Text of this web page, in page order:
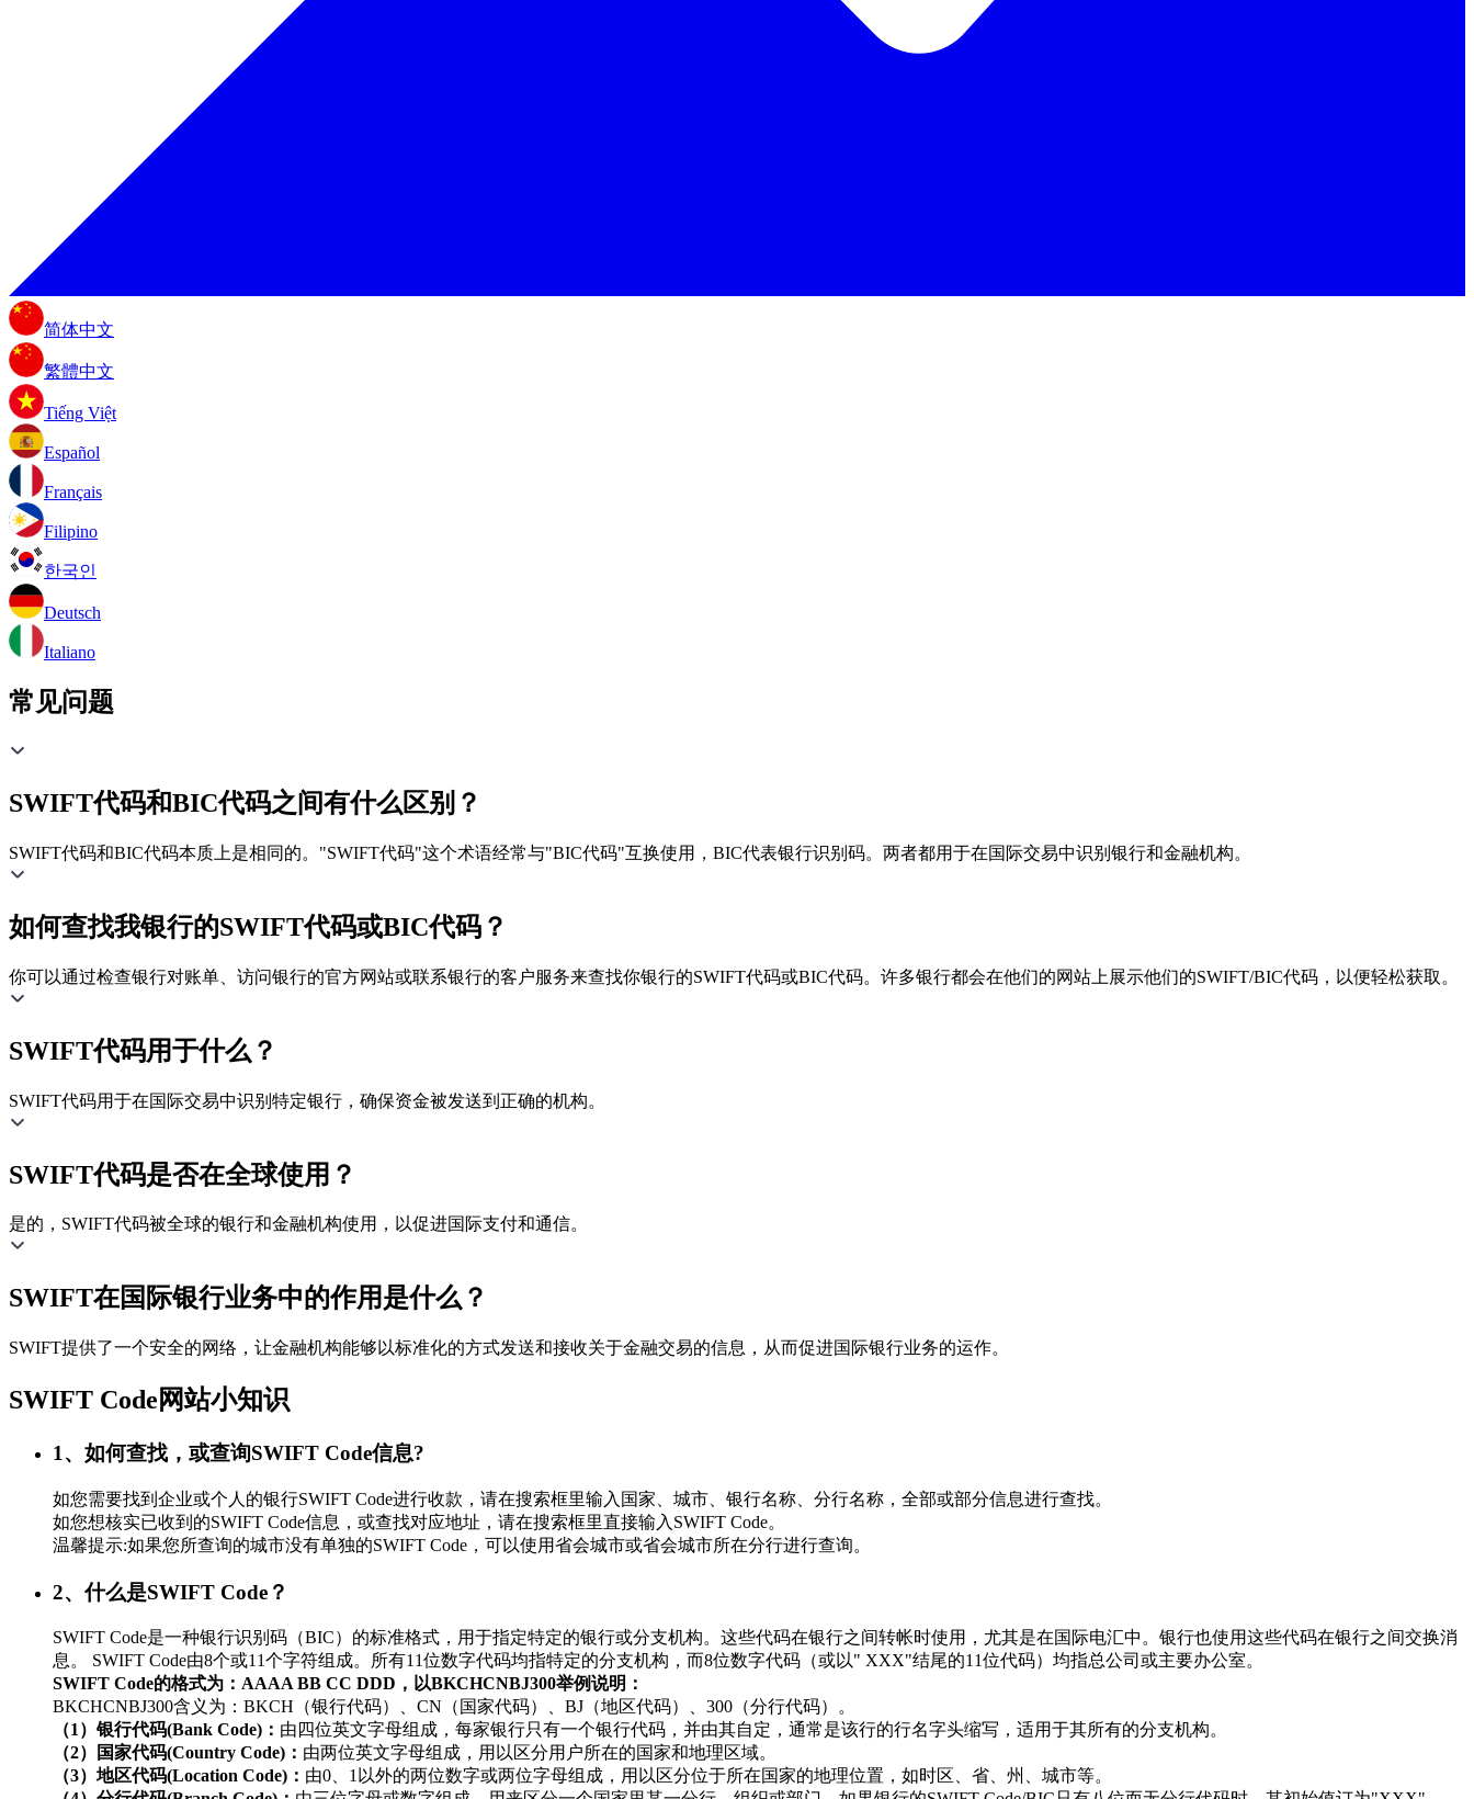
简体中文
繁體中文
Tiếng Việt
Español
Français
Filipino
한국인
Deutsch
Italiano
常见问题
SWIFT代码和BIC代码之间有什么区别？
SWIFT代码和BIC代码本质上是相同的。"SWIFT代码"这个术语经常与"BIC代码"互换使用，BIC代表银行识别码。两者都用于在国际交易中识别银行和金融机构。
如何查找我银行的SWIFT代码或BIC代码？
你可以通过检查银行对账单、访问银行的官方网站或联系银行的客户服务来查找你银行的SWIFT代码或BIC代码。许多银行都会在他们的网站上展示他们的SWIFT/BIC代码，以便轻松获取。
SWIFT代码用于什么？
SWIFT代码用于在国际交易中识别特定银行，确保资金被发送到正确的机构。
SWIFT代码是否在全球使用？
是的，SWIFT代码被全球的银行和金融机构使用，以促进国际支付和通信。
SWIFT在国际银行业务中的作用是什么？
SWIFT提供了一个安全的网络，让金融机构能够以标准化的方式发送和接收关于金融交易的信息，从而促进国际银行业务的运作。
SWIFT Code网站小知识
1、如何查找，或查询SWIFT Code信息?
如您需要找到企业或个人的银行SWIFT Code进行收款，请在搜索框里输入国家、城市、银行名称、分行名称，全部或部分信息进行查找。
如您想核实已收到的SWIFT Code信息，或查找对应地址，请在搜索框里直接输入SWIFT Code。
温馨提示:如果您所查询的城市没有单独的SWIFT Code，可以使用省会城市或省会城市所在分行进行查询。
2、什么是SWIFT Code？
SWIFT Code是一种银行识别码（BIC）的标准格式，用于指定特定的银行或分支机构。这些代码在银行之间转帐时使用，尤其是在国际电汇中。银行也使用这些代码在银行之间交换消
息。 SWIFT Code由8个或11个字符组成。所有11位数字代码均指特定的分支机构，而8位数字代码（或以" XXX"结尾的11位代码）均指总公司或主要办公室。
SWIFT Code的格式为：AAAA BB CC DDD，以BKCHCNBJ300举例说明：
BKCHCNBJ300含义为：BKCH（银行代码）、CN（国家代码）、BJ（地区代码）、300（分行代码）。
（1）银行代码(Bank Code)： 由四位英文字母组成，每家银行只有一个银行代码，并由其自定，通常是该行的行名字头缩写，适用于其所有的分支机构。
（2）国家代码(Country Code)： 由两位英文字母组成，用以区分用户所在的国家和地理区域。
（3）地区代码(Location Code)： 由0、1以外的两位数字或两位字母组成，用以区分位于所在国家的地理位置，如时区、省、州、城市等。